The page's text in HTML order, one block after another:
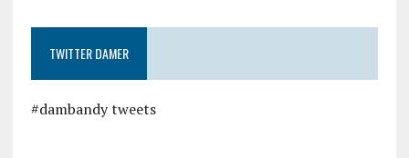
TWITTER DAMER
#dambandy tweets